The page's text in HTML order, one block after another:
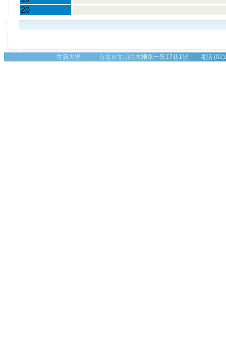
20
世新大學 台北市文山區木柵路一段17巷1號 電話